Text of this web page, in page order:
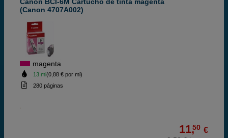
(Canon 4707A002)
magenta
13 ml(0,88 € por ml)
280 páginas
11,50 €